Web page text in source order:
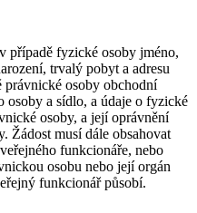
případě fyzické osoby jméno,
trvalý pobyt a adresu
právnické osoby obchodní
osoby a sídlo, a údaje o fyzické
osoby, a její oprávnění
Žádost musí dále obsahovat
funkcionáře, nebo
osobu nebo její orgán
funkcionář působí.